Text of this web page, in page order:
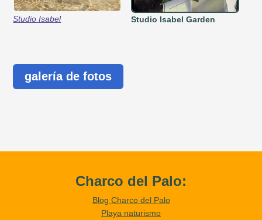
Studio Isabel Studio Isabel Garden
galería de fotos
Charco del Palo:
Blog Charco del Palo
Playa naturismo